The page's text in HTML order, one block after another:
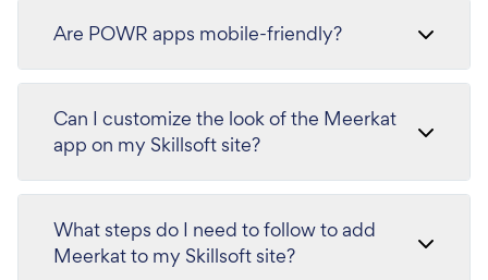
Are POWR apps mobile-friendly?
Can I customize the look of the Meerkat
app on my Skillsoft site?
What steps do I need to follow to add
Meerkat to my Skillsoft site?